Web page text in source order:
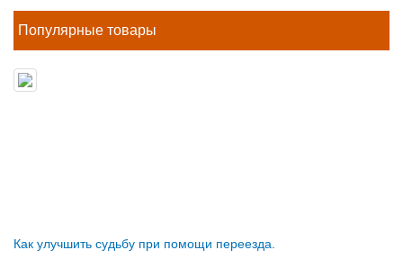
Популярные товары
Как улучшить судьбу при помощи переезда.